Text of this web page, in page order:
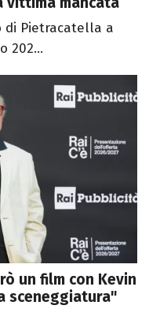
di Pietracatella a
202...
un film con Kevin
sceneggiatura"